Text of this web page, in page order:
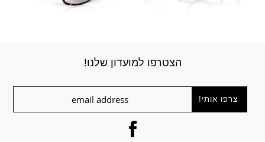
הצטרפו למועדון שלנו!